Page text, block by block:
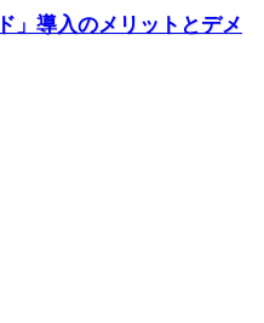
」導入のメリットとデメ